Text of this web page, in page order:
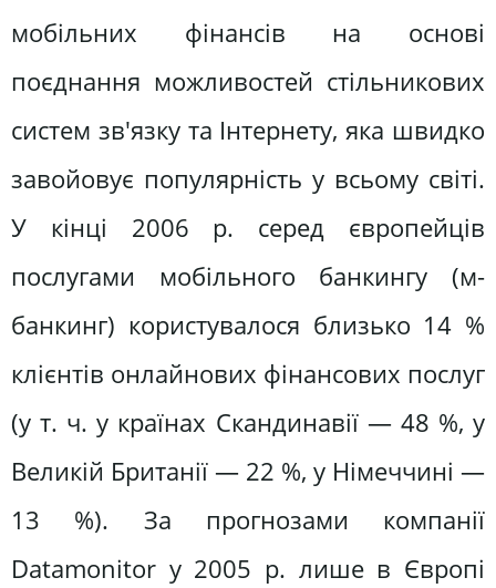
мобільних фінансів на основі
поєднання можливостей стільникових
систем зв'язку та Інтернету, яка швидко
завойовує популярність у всьому світі.
У кінці 2006 р. серед європейців
послугами мобільного банкингу (м-
банкинг) користувалося близько 14 %
клієнтів онлайнових фінансових послуг
(у т. ч. у країнах Скандинавії — 48 %, у
Великій Британії — 22 %, у Німеччині —
13 %). За прогнозами компанії
Datamonitor у 2005 р. лише в Європі